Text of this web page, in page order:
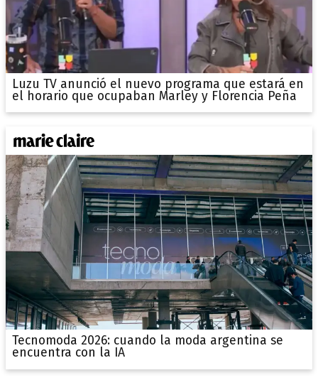
Luzu TV anunció el nuevo programa que estará en
el horario que ocupaban Marley y Florencia Peña
Tecnomoda 2026: cuando la moda argentina se
encuentra con la IA